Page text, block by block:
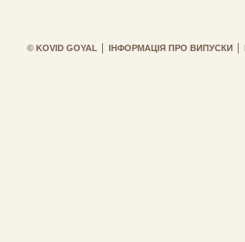
© KOVID GOYAL ІНФОРМАЦІЯ ПРО ВИПУСКИ